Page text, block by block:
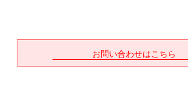
お問い合わせはこちら